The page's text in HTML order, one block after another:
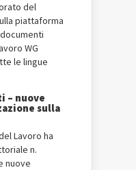
del
piattaforma
WG
le lingue
– nuove
sulla
Lavoro ha
n.
nuove